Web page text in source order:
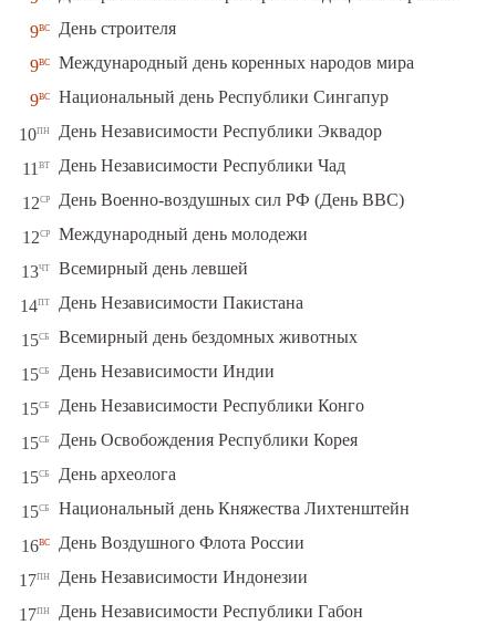
9вс День строителя
9вс Международный день коренных народов мира
9вс Национальный день Республики Сингапур
10пн День Независимости Республики Эквадор
11 вт День Независимости Республики Чад
12ср День Военно-воздушных сил РФ (День ВВС)
12ср Международный день молодежи
13чт Всемирный день левшей
14пт День Независимости Пакистана
15сб Всемирный день бездомных животных
15сб День Независимости Индии
15сб День Независимости Республики Конго
15сб День Освобождения Республики Корея
15сб День археолога
15сб Национальный день Княжества Лихтенштейн
16вс День Воздушного Флота России
17пн День Независимости Индонезии
17пн День Независимости Республики Габон